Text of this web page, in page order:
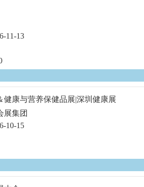
11-13
健康与营养保健品展|深圳健康展
展集团
10-15